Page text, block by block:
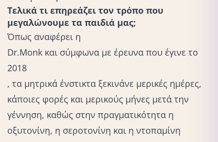
Τελικά τι επηρεάζει τον τρόπο που
μεγαλώνουμε τα παιδιά μας;
Όπως αναφέρει η
Dr.Monk και σύμφωνα με έρευνα που έγινε το
2018
, τα μητρικά ένστικτα ξεκινάνε μερικές ημέρες,
κάποιες φορές και μερικούς μήνες μετά την
γέννηση, καθώς στην πραγματικότητα η
οξυτονίνη, η σεροτονίνη και η ντοπαμίνη